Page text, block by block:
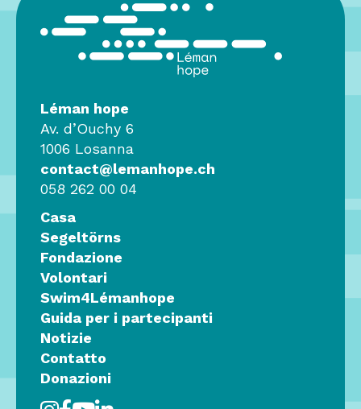
Léman hope
Av. d’Ouchy 6
1006 Losanna
contact@lemanhope.ch
058 262 00 04
Casa
Segeltörns
Fondazione
Volontari
Swim4Lémanhope
Guida per i partecipanti
Notizie
Contatto
Donazioni